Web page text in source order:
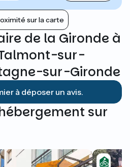
sur la carte
de la Gironde à
Talmont-sur-
sur-Gironde
à déposer un avis.
hébergement sur